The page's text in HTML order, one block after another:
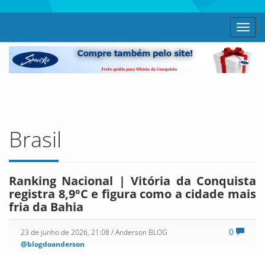
Brasil
Ranking Nacional | Vitória da Conquista
registra 8,9°C e figura como a cidade mais
fria da Bahia
0
23 de junho de 2026, 21:08 / Anderson BLOG
@blogdoanderson